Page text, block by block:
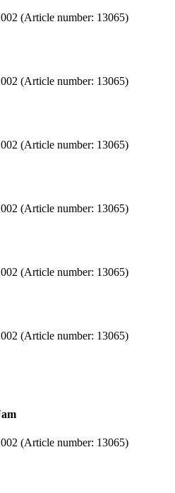
(Article number: 13065)
(Article number: 13065)
(Article number: 13065)
(Article number: 13065)
(Article number: 13065)
(Article number: 13065)
(Article number: 13065)